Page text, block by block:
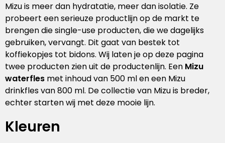
Mizu is meer dan hydratatie, meer dan isolatie. Ze
probeert een serieuze productlijn op de markt te
brengen die single-use producten, die we dagelijks
gebruiken, vervangt. Dit gaat van bestek tot
koffiekopjes tot bidons. Wij laten je op deze pagina
twee producten zien uit de productenlijn. Een Mizu
waterflesmet inhoud van 500 ml en een Mizu
drinkfles van 800 ml. De collectie van Mizu is breder,
echter starten wij met deze mooie lijn.
Kleuren